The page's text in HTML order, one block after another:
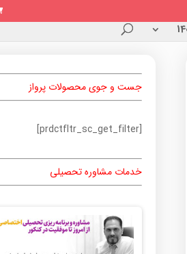
جست و جوی محصولات پرواز
[prdctfltr_sc_get_filter]
خدمات مشاوره تحصیلی